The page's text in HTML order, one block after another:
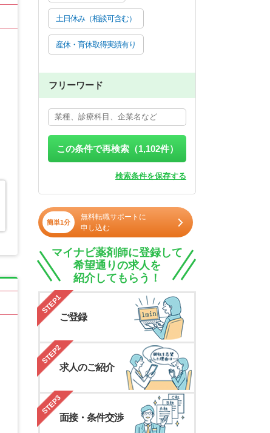
土日休み（相談可含む）
産休・育休取得実績有り
フリーワード
この条件で再検索（1,102件）
検索条件を保存する
簡単1分
無料転職サポートに
申し込む
マイナビ薬剤師に登録して
希望通りの求人を
紹介してもらう！
STEP1
ご登録
STEP2
求人のご紹介
STEP3
面接・条件交渉